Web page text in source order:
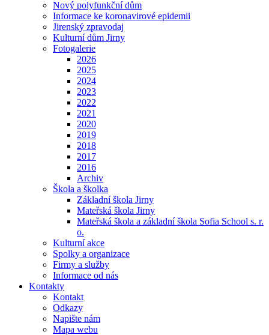
Nový polyfunkční dům
Informace ke koronavirové epidemii
Jirenský zpravodaj
Kulturní dům Jirny
Fotogalerie
2026
2025
2024
2023
2022
2021
2020
2019
2018
2017
2016
Archiv
Škola a školka
Základní škola Jirny
Mateřská škola Jirny
Mateřská škola a základní škola Sofia School s. r.
o.
Kulturní akce
Spolky a organizace
Firmy a služby
Informace od nás
Kontakty
Kontakt
Odkazy
Napište nám
Mapa webu